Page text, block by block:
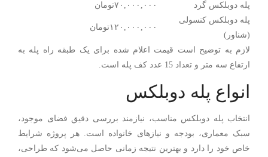
پله دوبلکس گرد
۷۰,۰۰۰,۰۰۰تومان
پله دوبلکس کنسولی
(شناور)
۱۲۰,۰۰۰,۰۰۰تومان
لازم به توضیح است قیمت اعلام شده برای یک طبقه راه پله به
ارتفاع سه متر و تعداد 15 عدد کف پله است.
انواع پله دوبلکس
انتخاب پله دوبلکس مناسب، نیازمند بررسی دقیق فضای موجود،
سبک معماری، بودجه و نیازهای خانواده است. هر پروژه شرایط
خاص خود را دارد و بهترین نتیجه زمانی حاصل می‌شود که طراحی،